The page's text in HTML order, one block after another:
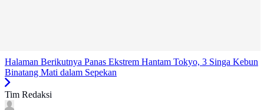
Halaman Berikutnya Panas Ekstrem Hantam Tokyo, 3 Singa Kebun
Binatang Mati dalam Sepekan
Tim Redaksi